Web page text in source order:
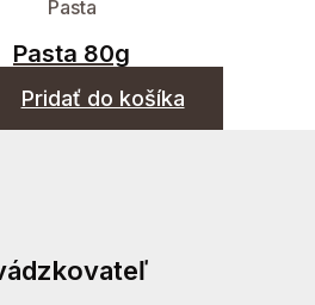
Pasta
Pasta 80g
Pridať do košíka